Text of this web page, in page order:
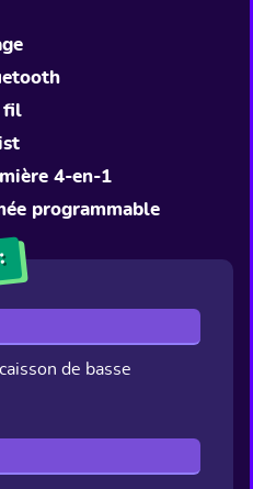
fil
4-en-1
programmable
de basse